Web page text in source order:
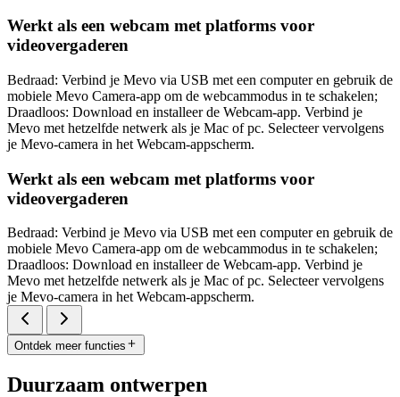
Werkt als een webcam met platforms voor
videovergaderen
Bedraad: Verbind je Mevo via USB met een computer en gebruik de
mobiele Mevo Camera-app om de webcammodus in te schakelen;
Draadloos: Download en installeer de Webcam-app. Verbind je
Mevo met hetzelfde netwerk als je Mac of pc. Selecteer vervolgens
je Mevo-camera in het Webcam-appscherm.
Werkt als een webcam met platforms voor
videovergaderen
Bedraad: Verbind je Mevo via USB met een computer en gebruik de
mobiele Mevo Camera-app om de webcammodus in te schakelen;
Draadloos: Download en installeer de Webcam-app. Verbind je
Mevo met hetzelfde netwerk als je Mac of pc. Selecteer vervolgens
je Mevo-camera in het Webcam-appscherm.
Ontdek meer functies
Duurzaam ontwerpen